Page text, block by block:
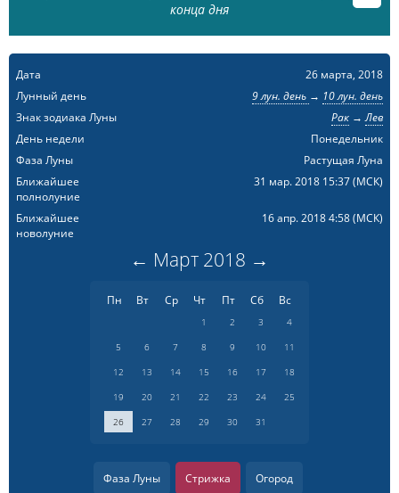
конца дня
Дата
26 марта, 2018
Лунный день
9 лун. день → 10 лун. день
Знак зодиака Луны
Рак→Лев
День недели
Понедельник
Фаза Луны
Растущая Луна
Ближайшее
полнолуние
31 мар. 2018 15:37(МСК)
Ближайшее
новолуние
16 апр. 2018 4:58(МСК)
← Март 2018 →
Пн Вт Ср Чт Пт Сб Вс
1 2 3
4
5
6 7 8 9 10
11
12
13 14 15 16 17
18
19
20 21 22 23 24
25
26
27 28 29 30 31
Фаза Луны Стрижка Огород